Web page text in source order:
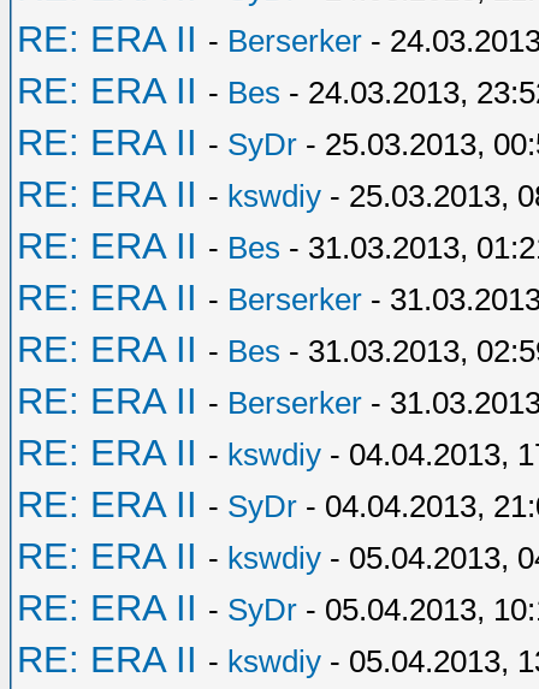
RE: ERA II - Berserker -
RE: ERA II - Bes - 24.03.2013,
RE: ERA II - SyDr - 25.03.2013,
RE: ERA II - kswdiy - 25.03.2013,
RE: ERA II - Bes - 31.03.2013,
RE: ERA II - Berserker -
RE: ERA II - Bes - 31.03.2013,
RE: ERA II - Berserker -
RE: ERA II - kswdiy - 04.04.2013,
RE: ERA II - SyDr - 04.04.2013,
RE: ERA II - kswdiy - 05.04.2013,
RE: ERA II - SyDr - 05.04.2013,
RE: ERA II - kswdiy - 05.04.2013,